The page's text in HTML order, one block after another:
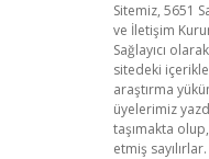
Sitemiz, 5651
ve İletişim
Sağlayıcı
sitedeki
araştırma
üyelerimiz
taşımakta
etmiş sayılırlar.